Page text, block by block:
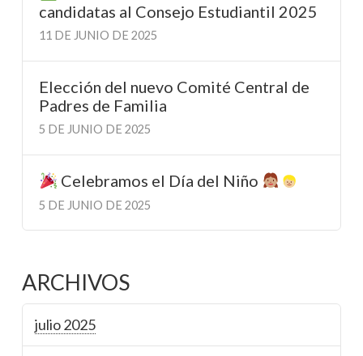
candidatas al Consejo Estudiantil 2025
11 DE JUNIO DE 2025
Elección del nuevo Comité Central de
Padres de Familia
5 DE JUNIO DE 2025
Celebramos el Día del Niño
5 DE JUNIO DE 2025
ARCHIVOS
julio 2025